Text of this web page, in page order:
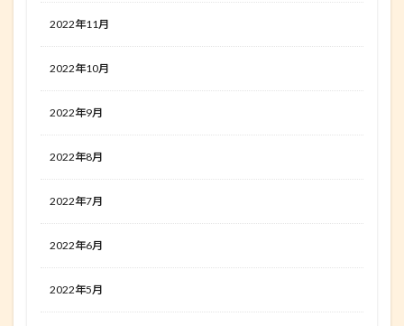
2022年11月
2022年10月
2022年9月
2022年8月
2022年7月
2022年6月
2022年5月